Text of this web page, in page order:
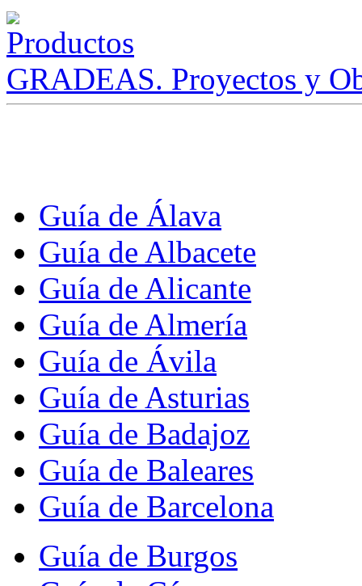
GRADEAS. Proyectos y
Guía de Álava
Guía de Albacete
Guía de Alicante
Guía de Almería
Guía de Ávila
Guía de Asturias
Guía de Badajoz
Guía de Baleares
Guía de Barcelona
Guía de Burgos